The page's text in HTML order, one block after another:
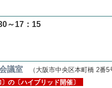
～17：15
議室 （大阪市中央区本町橋 2番5
の〔ハイブリッド開催〕